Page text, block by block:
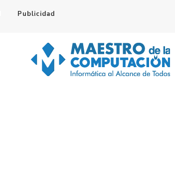
Publicidad